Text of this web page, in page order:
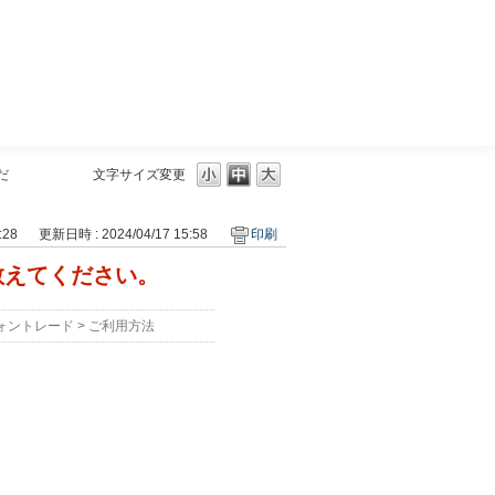
文字サイズ変更
更新日時 : 2024/04/17 15:58 印刷
てください。
ントレード > ご利用方法